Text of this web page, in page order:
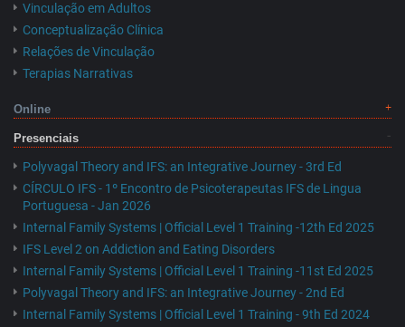
Vinculação em Adultos
Conceptualização Clínica
Relações de Vinculação
Terapias Narrativas
Online
Presenciais
Polyvagal Theory and IFS: an Integrative Journey - 3rd Ed
CÍRCULO IFS - 1º Encontro de Psicoterapeutas IFS de Lingua
Portuguesa - Jan 2026
Internal Family Systems | Official Level 1 Training -12th Ed 2025
IFS Level 2 on Addiction and Eating Disorders
Internal Family Systems | Official Level 1 Training -11st Ed 2025
Polyvagal Theory and IFS: an Integrative Journey - 2nd Ed
Internal Family Systems | Official Level 1 Training - 9th Ed 2024